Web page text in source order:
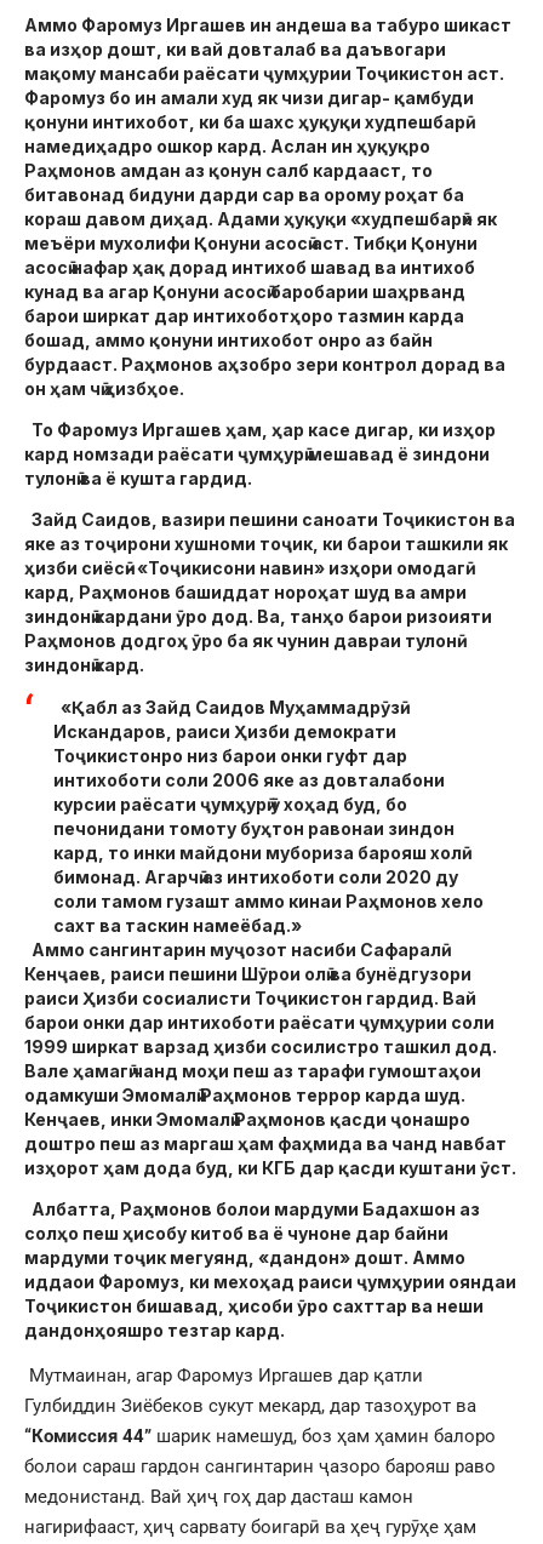
Аммо Фаромуз Иргашев ин андеша ва табуро шикаст
ва изҳор дошт, ки вай довталаб ва даъвогари
мақому мансаби раёсати ҷумҳурии Тоҷикистон аст.
Фаромуз бо ин амали худ як чизи дигар- қамбуди
қонуни интихобот, ки ба шахс ҳуқуқи худпешбарӣ
намедиҳадро ошкор кард. Аслан ин ҳуқуқро
Раҳмонов амдан аз қонун салб кардааст, то
битавонад бидуни дарди сар ва орому роҳат ба
кораш давом диҳад. Адами ҳуқуқи «худпешбарӣ» як
меъёри мухолифи Қонуни асосӣ аст. Тибқи Қонуни
асосӣ нафар ҳақ дорад интихоб шавад ва интихоб
кунад ва агар Қонуни асосӣ баробарии шаҳрванд
барои ширкат дар интихоботҳоро тазмин карда
бошад, аммо қонуни интихобот онро аз байн
бурдааст. Раҳмонов аҳзобро зери контрол дорад ва
он ҳам чӣ ҳизбҳое.
То Фаромуз Иргашев ҳам, ҳар касе дигар, ки изҳор
кард номзади раёсати ҷумҳурӣ мешавад ё зиндони
тулонӣ ва ё кушта гардид.
Зайд Саидов, вазири пешини саноати Тоҷикистон ва
яке аз тоҷирони хушноми тоҷик, ки барои ташкили як
ҳизби сиёсӣ- «Тоҷикисони навин» изҳори омодагӣ
кард, Раҳмонов башиддат нороҳат шуд ва амри
зиндонӣ кардани ӯро дод. Ва, танҳо барои ризоияти
Раҳмонов додгоҳ ӯро ба як чунин давраи тулонӣ
зиндонӣ кард.
«Қабл аз Зайд Саидов Муҳаммадрӯзӣ
Искандаров, раиси Ҳизби демократи
Тоҷикистонро низ барои онки гуфт дар
интихоботи соли 2006 яке аз довталабони
курсии раёсати ҷумҳурӣ ӯ хоҳад буд, бо
печонидани томоту буҳтон равонаи зиндон
кард, то инки майдони мубориза барояш холӣ
бимонад. Агарчӣ аз интихоботи соли 2020 ду
соли тамом гузашт аммо кинаи Раҳмонов хело
сахт ва таскин намеёбад.»
Аммо сангинтарин муҷозот насиби Сафаралӣ
Кенҷаев, раиси пешини Шӯрои олӣ ва бунёдгузори
раиси Ҳизби сосиалисти Тоҷикистон гардид. Вай
барои онки дар интихоботи раёсати ҷумҳурии соли
1999 ширкат варзад ҳизби сосилистро ташкил дод.
Вале ҳамагӣ чанд моҳи пеш аз тарафи гумоштаҳои
одамкуши Эмомалӣ Раҳмонов террор карда шуд.
Кенҷаев, инки Эмомалӣ Раҳмонов қасди ҷонашро
доштро пеш аз маргаш ҳам фаҳмида ва чанд навбат
изҳорот ҳам дода буд, ки КГБ дар қасди куштани ӯст.
Албатта, Раҳмонов болои мардуми Бадахшон аз
солҳо пеш ҳисобу китоб ва ё чуноне дар байни
мардуми тоҷик мегуянд, «дандон» дошт. Аммо
иддаои Фаромуз, ки мехоҳад раиси ҷумҳурии ояндаи
Тоҷикистон бишавад, ҳисоби ӯро сахттар ва неши
дандонҳояшро тезтар кард.
Мутмаинан, агар Фаромуз Иргашев дар қатли
Гулбиддин Зиёбеков сукут мекард, дар тазоҳурот ва
“Комиссия 44” шарик намешуд, боз ҳам ҳамин балоро
болои сараш гардон сангинтарин ҷазоро барояш раво
медонистанд. Вай ҳиҷ гоҳ дар дасташ камон
нагирифааст, ҳиҷ сарвату боигарӣ ва ҳеҷ гурӯҳе ҳам